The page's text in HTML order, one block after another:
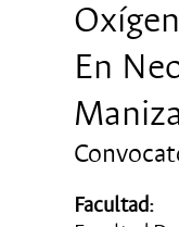
En
Facultad: